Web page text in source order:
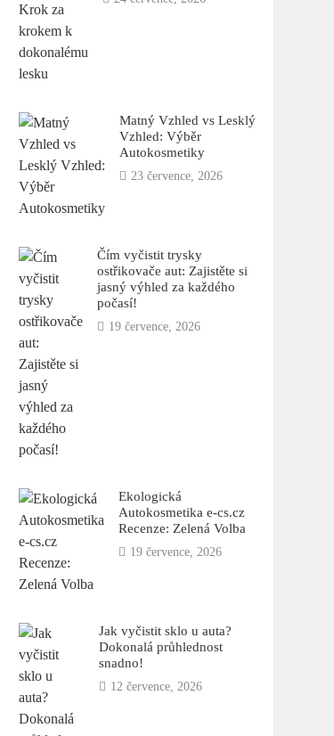
Matný Vzhled vs Lesklý
Vzhled: Výběr
Autokosmetiky
23 července, 2026
Čím vyčistit trysky
ostřikovače aut: Zajistěte si
jasný výhled za každého
počasí!
19 července, 2026
Ekologická
Autokosmetika e-cs.cz
Recenze: Zelená Volba
19 července, 2026
Jak vyčistit sklo u auta?
Dokonalá průhlednost
snadno!
12 července, 2026